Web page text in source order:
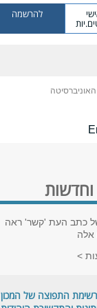
להרשמה
64 של כתב העת 'קשר' ראה
אלה
התפוצה של המכון